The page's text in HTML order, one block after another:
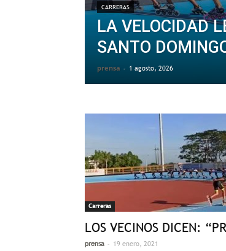
CARRERAS
LA VELOCIDAD
SANTO
prensa - 1 agosto, 2026
Carreras
LOS VECINOS DICEN:
prensa - 19 enero, 2021